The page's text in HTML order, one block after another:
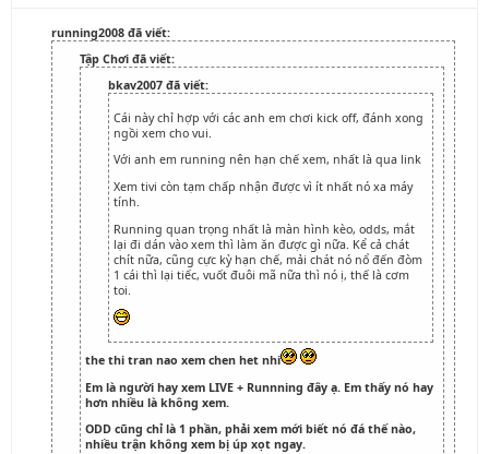
running2008 đã viết:
Tập Chơi đã viết:
bkav2007 đã viết:
Cái này chỉ hợp với các anh em chơi kick off, đánh xong
ngồi xem cho vui.
Với anh em running nên hạn chế xem, nhất là qua link
Xem tivi còn tạm chấp nhận được vì ít nhất nó xa máy
tính.
Running quan trọng nhất là màn hình kèo, odds, mắt
lại đi dán vào xem thì làm ăn được gì nữa. Kể cả chát
chít nữa, cũng cực kỳ hạn chế, mải chát nó nổ đến đòm
1 cái thì lại tiếc, vuốt đuôi mã nữa thì nó ị, thế là cơm
toi.
the thi tran nao xem chen het nhi
Em là người hay xem LIVE + Runnning đây ạ. Em thấy nó hay
hơn nhiều là không xem.
ODD cũng chỉ là 1 phần, phải xem mới biết nó đá thế nào,
nhiều trận không xem bị úp xọt ngay.